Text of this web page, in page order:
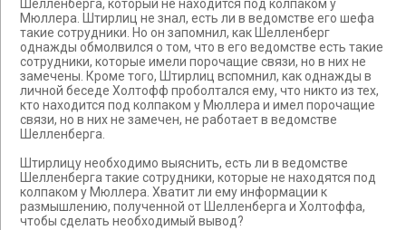
Шелленберга, который не находится под колпаком у
Мюллера. Штирлиц не знал, есть ли в ведомстве его шефа
такие сотрудники. Но он запомнил, как Шелленберг
однажды обмолвился о том, что в его ведомстве есть такие
сотрудники, которые имели порочащие связи, но в них не
замечены. Кроме того, Штирлиц вспомнил, как однажды в
личной беседе Холтофф проболтался ему, что никто из тех,
кто находится под колпаком у Мюллера и имел порочащие
связи, но в них не замечен, не работает в ведомстве
Шелленберга.
Штирлицу необходимо выяснить, есть ли в ведомстве
Шелленберга такие сотрудники, которые не находятся под
колпаком у Мюллера. Хватит ли ему информации к
размышлению, полученной от Шелленберга и Холтоффа,
чтобы сделать необходимый вывод?